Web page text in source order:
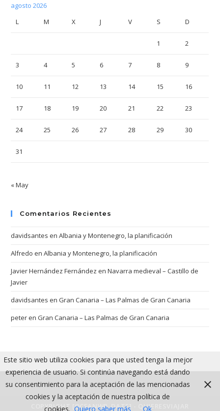
agosto 2026
L
M X J V S D
1 2
3 4 5 6 7 8 9
10 11 12 13 14 15 16
17 18 19 20 21 22 23
24 25 26 27 28 29 30
31
« May
Comentarios Recientes
davidsantes enAlbania y Montenegro, la planificación
Alfredo enAlbania y Montenegro, la planificación
Javier Hernández Fernández enNavarra medieval – Castillo de
Javier
davidsantes enGran Canaria – Las Palmas de Gran Canaria
peterenGran Canaria – Las Palmas de Gran Canaria
COPYRIGHT [OCEANWP_DATE] - QUIERESVIAJAR
Este sitio web utiliza cookies para que usted tenga la mejor
experiencia de usuario. Si continúa navegando está dando
su consentimiento para la aceptación de las mencionadas
cookies y la aceptación de nuestra política de
cookies. Quiero saber más Ok